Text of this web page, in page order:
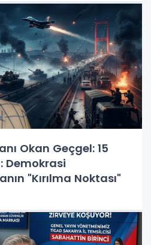
Okan Geçgel: 15
Demokrasi
"Kırılma Noktası"